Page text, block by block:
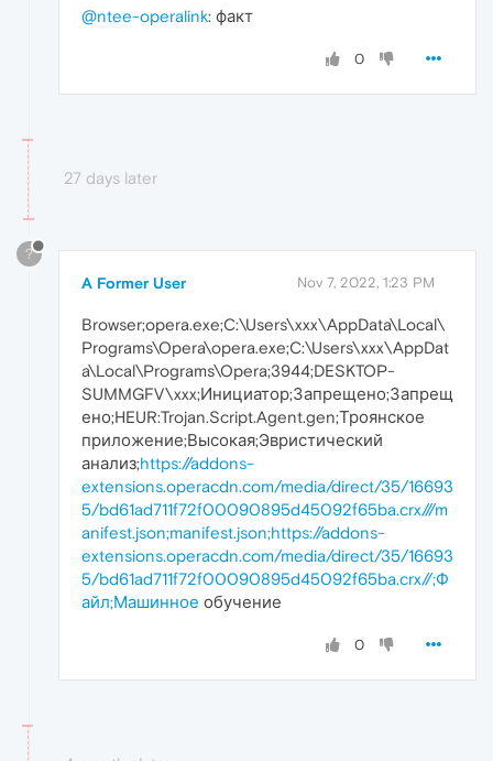
@ntee-operalink: факт
0
27 days later
?
A Former User Nov 7, 2022, 1:23 PM
Browser;opera.exe;C:\Users\xxx\AppData\Local\
Programs\Opera\opera.exe;C:\Users\xxx\AppDat
a\Local\Programs\Opera;3944;DESKTOP-
SUMMGFV\xxx;Инициатор;Запрещено;Запрещ
ено;HEUR:Trojan.Script.Agent.gen;Троянское
приложение;Высокая;Эвристический
анализ;https://addons-
extensions.operacdn.com/media/direct/35/16693
5/bd61ad711f72f00090895d45092f65ba.crx///m
anifest.json;manifest.json;https://addons-
extensions.operacdn.com/media/direct/35/16693
5/bd61ad711f72f00090895d45092f65ba.crx//;Ф
айл;Машинное обучение
0